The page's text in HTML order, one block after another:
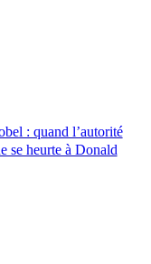
: quand l’autorité
se heurte à Donald